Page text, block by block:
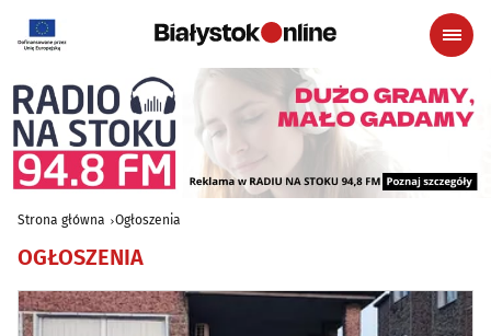
Strona główna Ogłoszenia
OGŁOSZENIA